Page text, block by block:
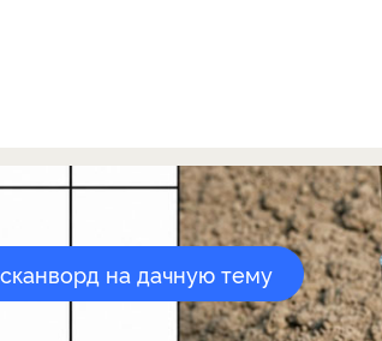
сканворд на дачную тему